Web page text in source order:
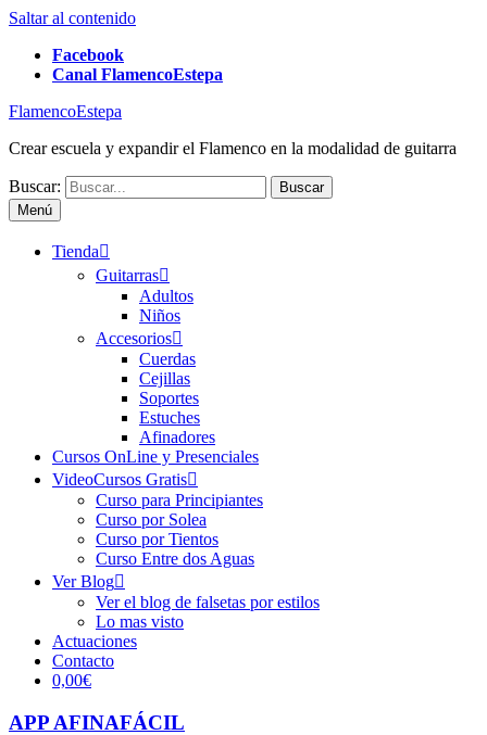
Saltar al contenido
Facebook
Canal FlamencoEstepa
FlamencoEstepa
Crear escuela y expandir el Flamenco en la modalidad de guitarra
Buscar:
Menú
Tienda
Guitarras
Adultos
Niños
Accesorios
Cuerdas
Cejillas
Soportes
Estuches
Afinadores
Cursos OnLine y Presenciales
VideoCursos Gratis
Curso para Principiantes
Curso por Solea
Curso por Tientos
Curso Entre dos Aguas
Ver Blog
Ver el blog de falsetas por estilos
Lo mas visto
Actuaciones
Contacto
0,00€
APP AFINAFÁCIL